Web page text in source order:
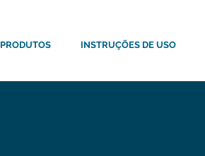
PRODUTOS INSTRUÇÕES DE USO